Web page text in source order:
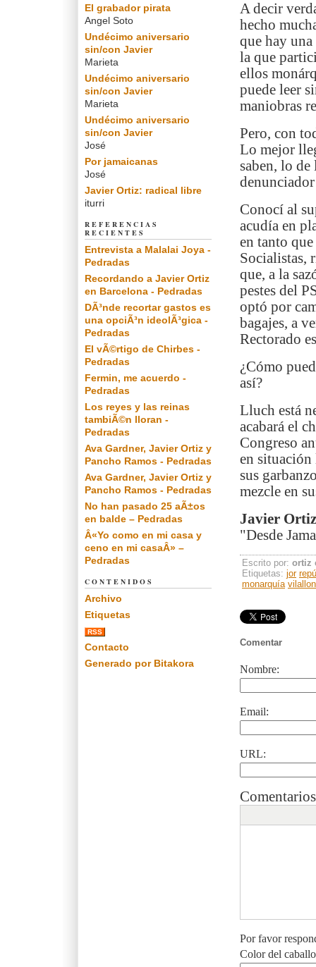
A decir
hecho
que hay
la que
ellos
puede leer
maniobras
Pero, con
Lo mejor
saben, lo de
Conocí al
acudía en
en tanto
Socialistas,
que, a la
pestes del
optó por
bagajes, a
Rectorado
¿Cómo
así?
Lluch está
acabará el
Congreso
en situación
sus
mezcle en
Javier Ortiz
"Desde
Escrito por: ortiz
Etiquetas: jor
monarquía
Comentar
Nombre:
Email:
URL:
Por favor
Color del
El grabador pirata
Angel Soto
Undécimo aniversario
sin/con Javier
Marieta
Undécimo aniversario
sin/con Javier
Marieta
Undécimo aniversario
sin/con Javier
José
Por jamaicanas
José
Javier Ortiz: radical libre
iturri
REFERENCIAS
RECIENTES
Entrevista a Malalai Joya -
Pedradas
Recordando a Javier Ortiz
en Barcelona - Pedradas
DÃ³nde recortar gastos es
una opciÃ³n ideolÃ³gica -
Pedradas
El vÃ©rtigo de Chirbes -
Pedradas
Fermin, me acuerdo -
Pedradas
Los reyes y las reinas
tambiÃ©n lloran -
Pedradas
Ava Gardner, Javier Ortiz y
Pancho Ramos - Pedradas
Ava Gardner, Javier Ortiz y
Pancho Ramos - Pedradas
No han pasado 25 aÃ±os
en balde – Pedradas
Â«Yo como en mi casa y
ceno en mi casaÂ» –
Pedradas
CONTENIDOS
Archivo
Etiquetas
RSS
Contacto
Generado por Bitakora